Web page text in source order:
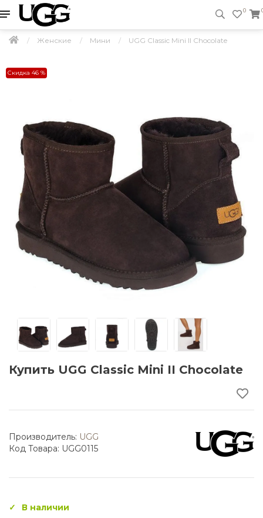
0
Женские Мини UGG Classic Mini II Chocolate
Скидка 46 %
Купить UGG Classic Mini II Chocolate
Производитель: UGG
Код Товара: UGG0115
В наличии